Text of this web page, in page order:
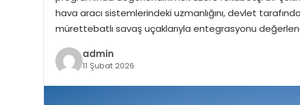
hava aracı sistemlerindeki uzmanlığını, devlet
mürettebatlı savaş uçaklarıyla entegrasyonu
admin
11 Şubat 2026